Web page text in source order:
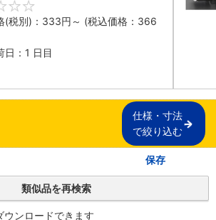
(税別)： 333円 ～ (税込価格： 366
日：1 日目
仕様・寸法
で絞り込む
保存
類似品を再検索
ンロードできます